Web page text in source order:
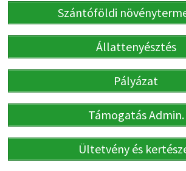
Szántóföldi
Állattenyésztés
Pályázat
Támogatás Admin.
Ültetvény és